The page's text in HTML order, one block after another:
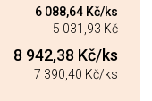
6 088,64 Kč/ks
5 031,93 Kč
8 942,38 Kč/ks
7 390,40 Kč/ks